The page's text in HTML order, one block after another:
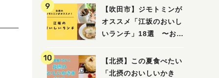
里店」がオープン予定！
【吹田市】ジモトミンが
オススメ「江坂のおいし
いランチ」18選 〜おし
とりさまでも楽しめるお
店まで〜
【北摂】この夏食べたい
「北摂のおいしいかき